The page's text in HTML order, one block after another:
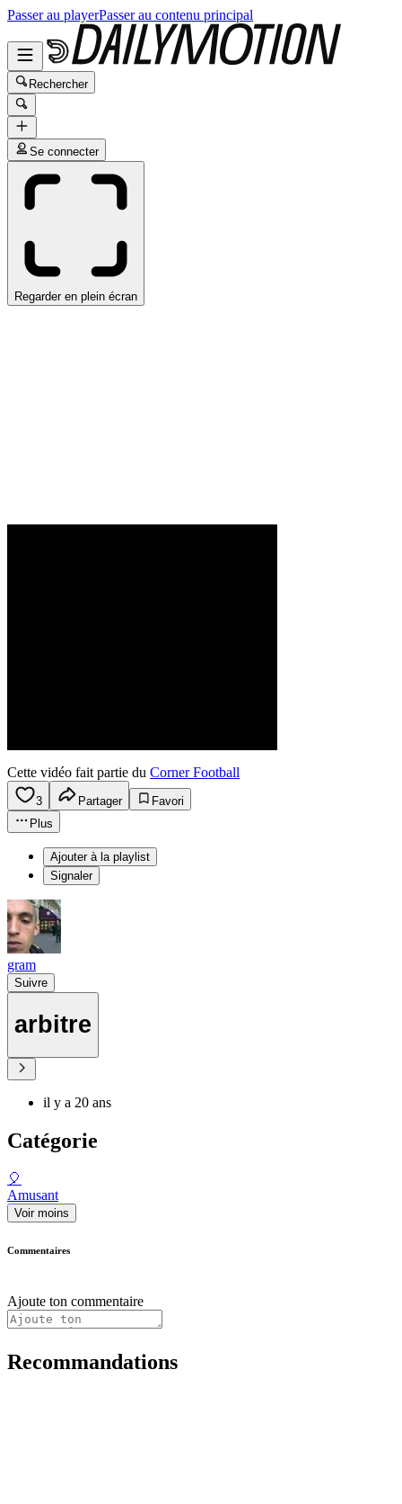
Passer au playerPasser au contenu principal
Rechercher
Se connecter
Regarder en plein écran
Cette vidéo fait partie du Corner Football
3 Partager
Favori
Plus
Ajouter à la playlist
Signaler
gram
Suivre
arbitre
il y a 20 ans
Catégorie
🎈
Amusant
Voir moins
Commentaires
Ajoute ton commentaire
Recommandations